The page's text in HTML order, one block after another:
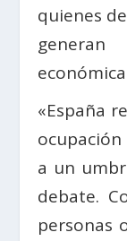
quienes
«España
a un
debate.
personas